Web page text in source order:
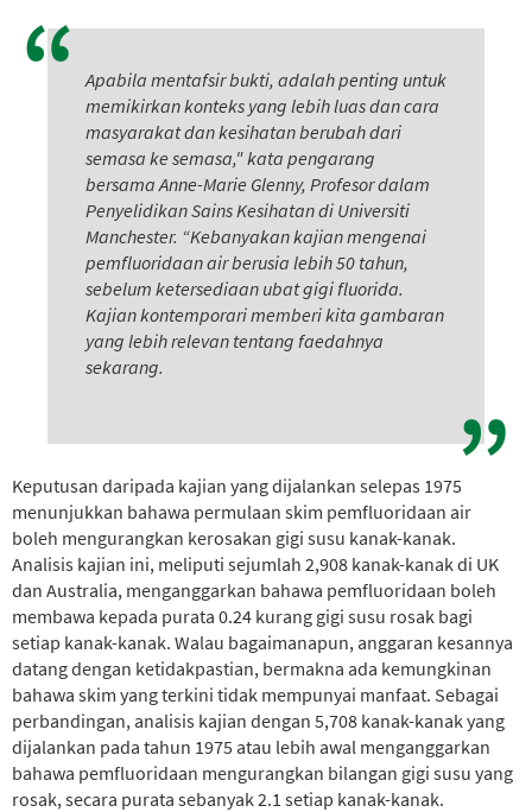
Apabila mentafsir bukti, adalah penting untuk
memikirkan konteks yang lebih luas dan cara
masyarakat dan kesihatan berubah dari
semasa ke semasa," kata pengarang
bersama Anne-Marie Glenny, Profesor dalam
Penyelidikan Sains Kesihatan di Universiti
Manchester. “Kebanyakan kajian mengenai
pemfluoridaan air berusia lebih 50 tahun,
sebelum ketersediaan ubat gigi fluorida.
Kajian kontemporari memberi kita gambaran
yang lebih relevan tentang faedahnya
sekarang.
Keputusan daripada kajian yang dijalankan selepas 1975
menunjukkan bahawa permulaan skim pemfluoridaan air
boleh mengurangkan kerosakan gigi susu kanak-kanak.
Analisis kajian ini, meliputi sejumlah 2,908 kanak-kanak di UK
dan Australia, menganggarkan bahawa pemfluoridaan boleh
membawa kepada purata 0.24 kurang gigi susu rosak bagi
setiap kanak-kanak. Walau bagaimanapun, anggaran kesannya
datang dengan ketidakpastian, bermakna ada kemungkinan
bahawa skim yang terkini tidak mempunyai manfaat. Sebagai
perbandingan, analisis kajian dengan 5,708 kanak-kanak yang
dijalankan pada tahun 1975 atau lebih awal menganggarkan
bahawa pemfluoridaan mengurangkan bilangan gigi susu yang
rosak, secara purata sebanyak 2.1 setiap kanak-kanak.